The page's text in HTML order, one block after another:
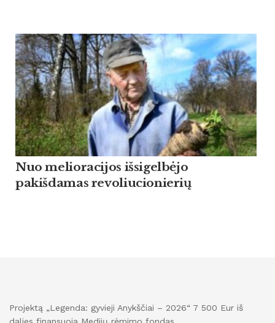
Nuo melioracijos išsigelbėjo
pakišdamas revoliucionierių
Projektą „Legenda: gyvieji Anykščiai – 2026“ 7 500 Eur iš